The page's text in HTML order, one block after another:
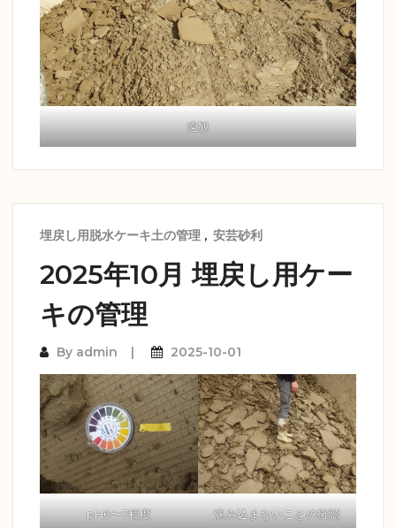
遠観
埋戻し用脱水ケーキ土の管理 , 安芸砂利
2025年10月 埋戻し用ケー
キの管理
By admin 2025-10-01
pH6〜7程度 沈み込まないことの確認